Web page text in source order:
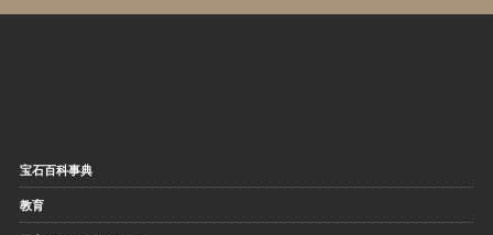
宝石百科事典
教育